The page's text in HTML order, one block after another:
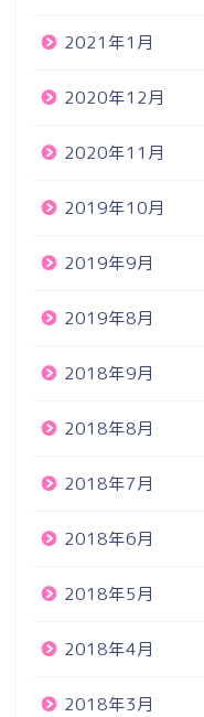
2021年1月
2020年12月
2020年11月
2019年10月
2019年9月
2019年8月
2018年9月
2018年8月
2018年7月
2018年6月
2018年5月
2018年4月
2018年3月